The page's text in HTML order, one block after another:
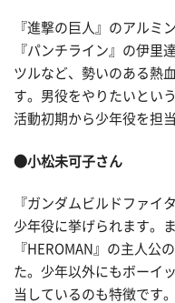
『進撃の巨人』のアルミ
『パンチライン』の伊里
ツルなど、勢いのある熱
す。男役をやりたいとい
活動初期から少年役を担
●小松未可子さん
『ガンダムビルドファイ
少年役に挙げられます。
『HEROMAN』の主人公
た。少年以外にもボーイ
当しているのも特徴です。